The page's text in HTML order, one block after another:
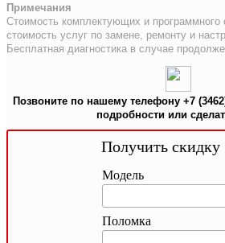
Примечания
Стоимость комплектующих и программного
стоимость услуг по замене, ремонту и
Бесплатная диагностика в случае
Позвоните по нашему телефону +7
подробности или
Получить скидку
Модель
Поломка